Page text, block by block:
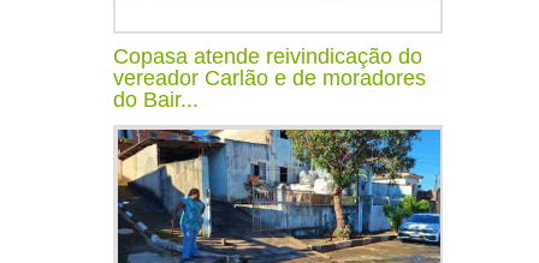
Copasa atende reivindicação do
vereador Carlão e de moradores
do Bair...